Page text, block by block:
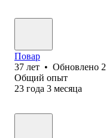
Повар
37 лет • Обновлено
Общий опыт
23 года 3 месяца